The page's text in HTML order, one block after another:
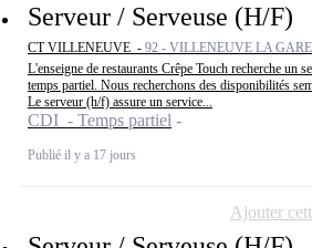
Serveur / Serveuse (H/F)
CT VILLENEUVE - 92 - VILLENEUVE LA
L'enseigne de restaurants Crêpe Touch recherche un
temps partiel. Nous recherchons des disponibilités
Le serveur (h/f) assure un service...
CDI - Temps partiel
Publié il y a 17 jours
Ajouter